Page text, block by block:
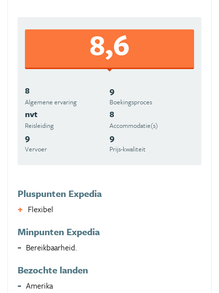
8,6
8
Algemene ervaring
9
Boekingsproces
nvt
Reisleiding
8
Accommodatie(s)
9
Vervoer
9
Prijs-kwaliteit
Pluspunten Expedia
Flexibel
Minpunten Expedia
Bereikbaarheid.
Bezochte landen
Amerika